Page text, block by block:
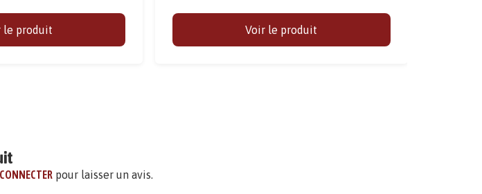
le produit Voir le produit
pour laisser un avis.